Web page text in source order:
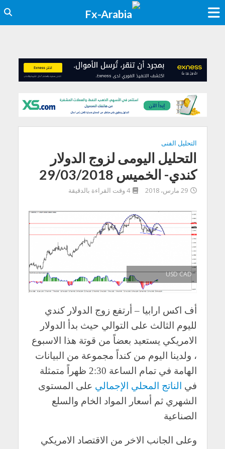
التحليل الفنى
التحليل اليومى لزوج الدولار
كندي- الخميس 29/03/2018
29 مارس، 2018 4 وقت القراءة بالدقيقة
USD CAD
أف اكس ارابيا – أرتفع زوج الدولار كندي
لليوم الثالث على التوالي حيث بدأ الدولار
الامريكي يستعيد بعضاً من قوتة هذا الاسبوع
، ولدينا اليوم من كنداً مجموعة من البيانات
الهامة في تمام الساعة 2:30 ظهراً متمثلة
في الناتج المحلي الإجمالي على المستوى
الشهري ثم أسعار المواد الخام والسلع
الصناعية
وعلى الجانب الاخر من الاقتصاد الامريكي